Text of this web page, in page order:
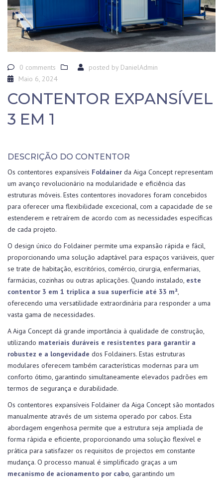
0 comments posted by DanielAdmin
Maio 6, 2024
CONTENTOR EXPANSÍVEL
3 EM 1
DESCRIÇÃO DO CONTENTOR
Os contentores expansíveis Foldainer da Aiga Concept representam
um avanço revolucionário na modularidade e eficiência das
estruturas móveis. Estes contentores inovadores foram concebidos
para oferecer uma flexibilidade excecional, com a capacidade de se
estenderem e retraírem de acordo com as necessidades específicas
de cada projeto.
O design único do Foldainer permite uma expansão rápida e fácil,
proporcionando uma solução adaptável para espaços variáveis, quer
se trate de habitação, escritórios, comércio, cirurgia, enfermarias,
farmácias, cozinhas ou outras aplicações. Quando instalado, este
contentor 3 em 1 triplica a sua superfície até 33 m²,
oferecendo uma versatilidade extraordinária para responder a uma
vasta gama de necessidades.
A Aiga Concept dá grande importância à qualidade de construção,
utilizando materiais duráveis e resistentes para garantir a
robustez e a longevidade dos Foldainers. Estas estruturas
modulares oferecem também características modernas para um
conforto ótimo, garantindo simultaneamente elevados padrões em
termos de segurança e durabilidade.
Os contentores expansíveis Foldainer da Aiga Concept são montados
manualmente através de um sistema operado por cabos. Esta
abordagem engenhosa permite que a estrutura seja ampliada de
forma rápida e eficiente, proporcionando uma solução flexível e
prática para satisfazer os requisitos de projectos em constante
mudança. O processo manual é simplificado graças a um
mecanismo de acionamento por cabo, garantindo um